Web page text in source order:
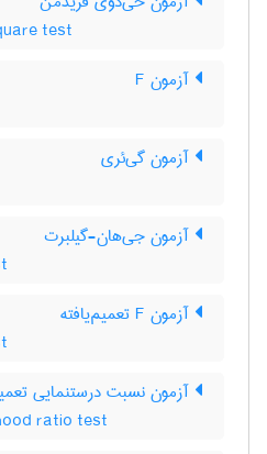
test
آزمون F
آزمون گی‌ئری
آزمون جی‌هان-گیلبرت
آزمون F تعمیم‌یافته
آزمون نسبت درستنمایی
ratio test